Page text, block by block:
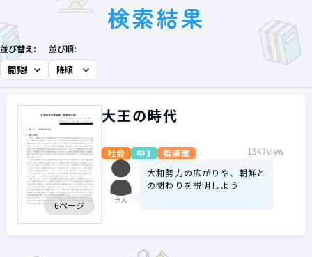
検索結果
並び替え: 並び順:
6ページ
大王の時代
社会 中1 指導案 1547view
きん
大和勢力の広がりや、朝鮮と
の関わりを説明しよう